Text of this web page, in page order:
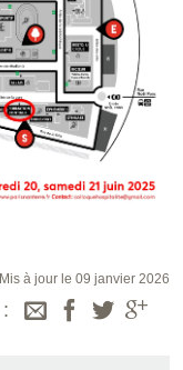
Mis à jour le 09 janvier 2026